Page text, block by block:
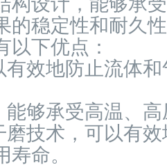
的稳定性和耐久
以下优点：
有效地防止流体
能够承受高温、
磨技术，可以有
命。